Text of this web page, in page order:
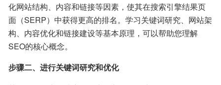
化网站结构、内容和链接等因素，使其在搜索引擎结果页
面（SERP）中获得更高的排名。学习关键词研究、网站架
构、内容优化和链接建设等基本原理，可以帮助您理解
SEO的核心概念。
步骤二、进行关键词研究和优化